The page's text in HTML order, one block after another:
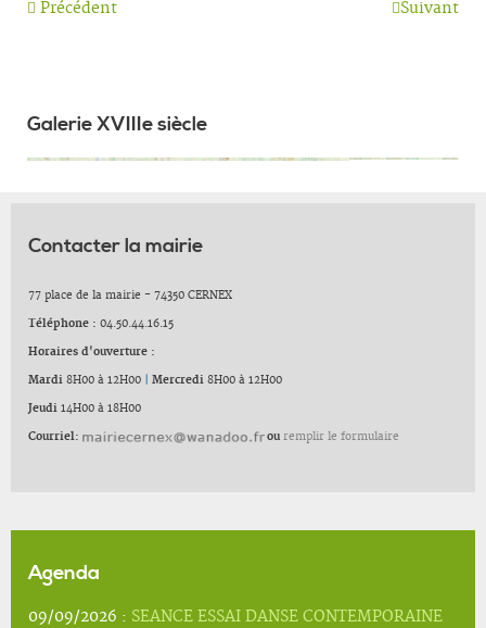
Précédent Suivant
Galerie XVIIIe siècle
Contacter la mairie
77 place de la mairie - 74350 CERNEX
Téléphone : 04.50.44.16.15
Horaires d'ouverture :
Mardi 8H00 à 12H00 Mercredi 8H00 à 12H00
Jeudi 14H00 à 18H00
Courriel: ou remplir le formulaire
Agenda
09/09/2026 : SEANCE ESSAI DANSE CONTEMPORAINE